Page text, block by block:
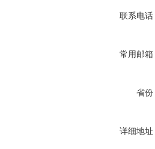
联系电话
常用邮箱
省份
详细地址